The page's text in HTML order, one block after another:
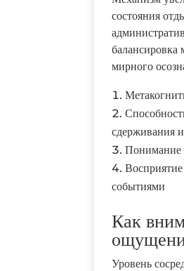
состояния
мирного
сдерживания
Понимание
событиями
Как
Уровень